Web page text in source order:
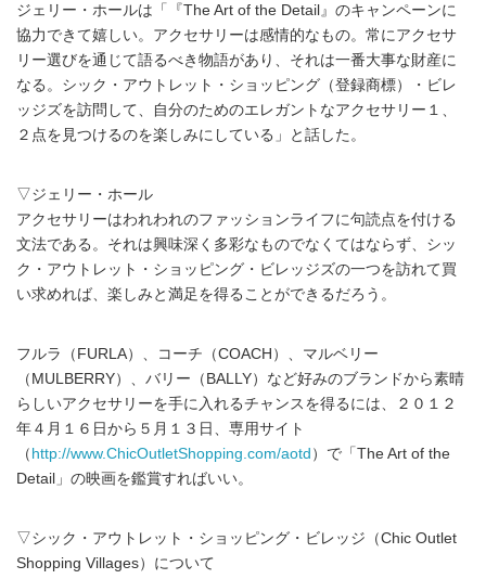
ジェリー・ホールは「『The Art of the Detail』のキャンペーンに
協力できて嬉しい。アクセサリーは感情的なもの。常にアクセサ
リー選びを通じて語るべき物語があり、それは一番大事な財産に
なる。シック・アウトレット・ショッピング（登録商標）・ビレ
ッジズを訪問して、自分のためのエレガントなアクセサリー１、
２点を見つけるのを楽しみにしている」と話した。
▽ジェリー・ホール
アクセサリーはわれわれのファッションライフに句読点を付ける
文法である。それは興味深く多彩なものでなくてはならず、シッ
ク・アウトレット・ショッピング・ビレッジズの一つを訪れて買
い求めれば、楽しみと満足を得ることができるだろう。
フルラ（FURLA）、コーチ（COACH）、マルベリー
（MULBERRY）、バリー（BALLY）など好みのブランドから素晴
らしいアクセサリーを手に入れるチャンスを得るには、２０１２
年４月１６日から５月１３日、専用サイト
（ http://www.ChicOutletShopping.com/aotd ）で「The Art of the
Detail」の映画を鑑賞すればいい。
▽シック・アウトレット・ショッピング・ビレッジ（Chic Outlet
Shopping Villages）について